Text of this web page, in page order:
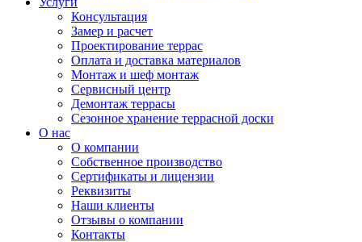
Консультация
Замер и расчет
Проектирование террас
Оплата и доставка материалов
Монтаж и шеф монтаж
Сервисный центр
Демонтаж террасы
Сезонное хранение террасной доски
О нас
О компании
Собственное производство
Сертификаты и лицензии
Реквизиты
Наши клиенты
Отзывы о компании
Контакты